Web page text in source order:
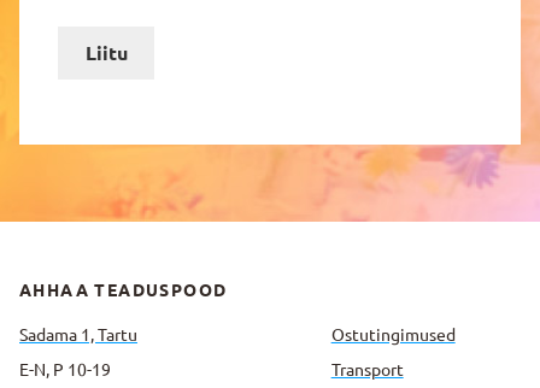
Liitu
AHHAA TEADUSPOOD
Sadama 1, Tartu
E-N, P 10-19
Ostutingimused
Transport